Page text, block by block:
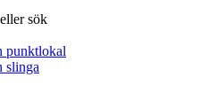
sök
punktlokal
slinga